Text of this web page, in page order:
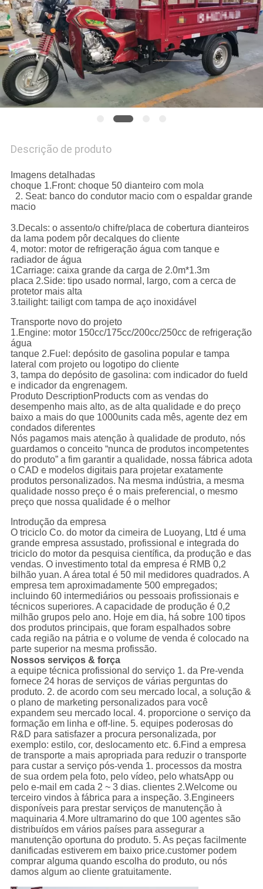
PEÇA
UMAS
CITAÇÕES
MAPA
PRIVACY
POLICY
Descrição de produto
Imagens detalhadas
choque 1.Front: choque 50 dianteiro com mola
2. Seat: banco do condutor macio com o espaldar grande
macio
3.Decals: o assento/o chifre/placa de cobertura dianteiros
da lama podem pôr decalques do cliente
4, motor: motor de refrigeração água com tanque e
radiador de água
1Carriage: caixa grande da carga de 2.0m*1.3m
placa 2.Side: tipo usado normal, largo, com a cerca de
protetor mais alta
3.tailight: tailigt com tampa de aço inoxidável
Transporte novo do projeto
1.Engine: motor 150cc/175cc/200cc/250cc de refrigeração
água
tanque 2.Fuel: depósito de gasolina popular e tampa
lateral com projeto ou logotipo do cliente
3, tampa do depósito de gasolina: com indicador do fueld
e indicador da engrenagem.
Produto DescriptionProducts com as vendas do
desempenho mais alto, as de alta qualidade e do preço
baixo a mais do que 1000units cada mês, agente dez em
condados diferentes
Nós pagamos mais atenção à qualidade de produto, nós
guardamos o conceito “nunca de produtos incompetentes
do produto” a fim garantir a qualidade, nossa fábrica adota
o CAD e modelos digitais para projetar exatamente
produtos personalizados. Na mesma indústria, a mesma
qualidade nosso preço é o mais preferencial, o mesmo
preço que nossa qualidade é o melhor
Introdução da empresa
O triciclo Co. do motor da cimeira de Luoyang, Ltd é uma
grande empresa assustado, profissional e integrada do
triciclo do motor da pesquisa científica, da produção e das
vendas. O investimento total da empresa é RMB 0,2
bilhão yuan. A área total é 50 mil medidores quadrados. A
empresa tem aproximadamente 500 empregados;
incluindo 60 intermediários ou pessoais profissionais e
técnicos superiores. A capacidade de produção é 0,2
milhão grupos pelo ano. Hoje em dia, há sobre 100 tipos
dos produtos principais, que foram espalhados sobre
cada região na pátria e o volume de venda é colocado na
parte superior na mesma profissão.
Nossos serviços & força
a equipe técnica profissional do serviço 1. da Pre-venda
fornece 24 horas de serviços de várias perguntas do
produto. 2. de acordo com seu mercado local, a solução &
o plano de marketing personalizados para você
expandem seu mercado local. 4. proporcione o serviço da
formação em linha e off-line. 5. equipes poderosas do
R&D para satisfazer a procura personalizada, por
exemplo: estilo, cor, deslocamento etc. 6.Find a empresa
de transporte a mais apropriada para reduzir o transporte
para custar a serviço pós-venda 1. processos da mostra
de sua ordem pela foto, pelo vídeo, pelo whatsApp ou
pelo e-mail em cada 2 ~ 3 dias. clientes 2.Welcome ou
terceiro vindos à fábrica para a inspeção. 3.Engineers
disponíveis para prestar serviços de manutenção à
maquinaria 4.More ultramarino do que 100 agentes são
distribuídos em vários países para assegurar a
manutenção oportuna do produto. 5. As peças facilmente
danificadas estiverem em baixo price.customer podem
comprar alguma quando escolha do produto, ou nós
damos algum ao cliente gratuitamente.